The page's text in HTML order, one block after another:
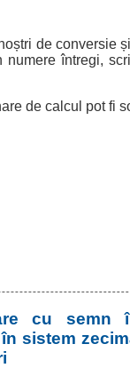
de conversie
întregi,
de calcul pot fi
cu semn
sistem